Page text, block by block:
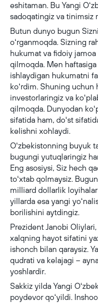
eshitaman. Bu Yangi
sadoqatingiz va tinimsiz
Butun dunyo bugun
oʻrganmoqda. Sizning
hukumat va fidoiy
qilmoqda. Men
ishlaydigan hukumatni
koʻrdim. Shuning
investorlaringiz va
qilmoqda. Dunyodan
sifatida ham, doʻst
kelishni xohlaydi.
Oʻzbekistonning buyuk
bugungi yutuqlaringiz
Eng asosiysi, Siz hech
toʻxtab qolmaysiz.
milliard dollarlik
yillarda esa yangi
borilishini aytdingiz.
Prezident Janobi
xalqning hayot sifatini
ishonch bilan qaraysiz.
qudrati va kelajagi –
yoshlardir.
Sakkiz yilda Yangi
poydevor qoʻyildi.